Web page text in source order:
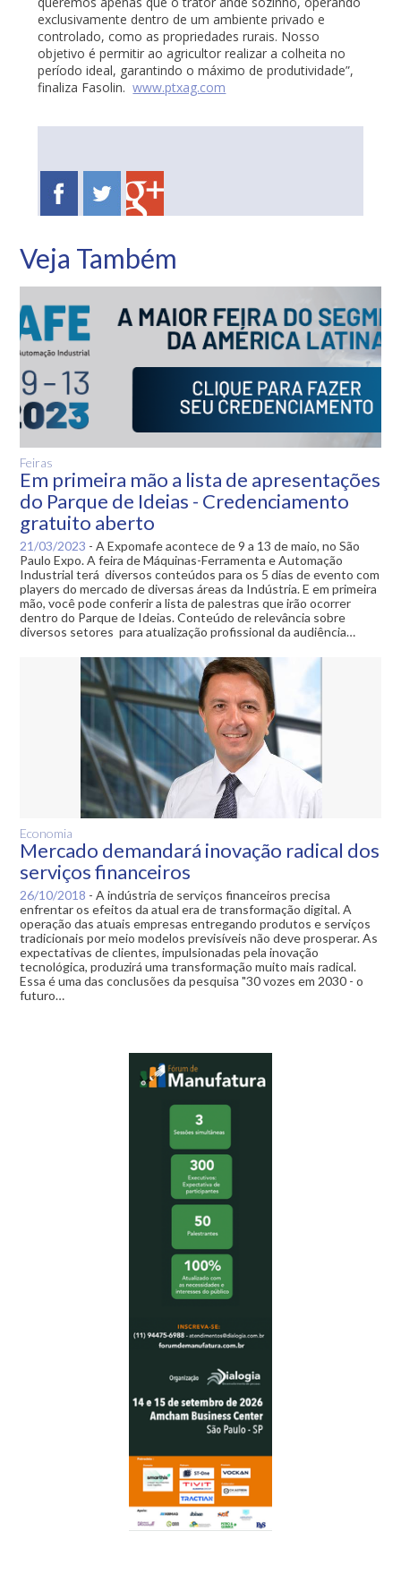
exclusivamente dentro de um ambiente privado e
controlado, como as propriedades rurais. Nosso
objetivo é permitir ao agricultor realizar a colheita no
período ideal, garantindo o máximo de produtividade”,
finaliza Fasolin.www.ptxag.com
Veja Também
Feiras
Em primeira mão a lista de apresentações
do Parque de Ideias - Credenciamento
gratuito aberto
21/03/2023 -A Expomafe acontece de 9 a 13 de maio, no São
Paulo Expo. A feira de Máquinas-Ferramenta e Automação
Industrial terá diversos conteúdos para os 5 dias de evento com
players do mercado de diversas áreas da Indústria. E em primeira
mão, você pode conferir a lista de palestras que irão ocorrer
dentro do Parque de Ideias. Conteúdo de relevância sobre
diversos setores para atualização profissional da audiência…
Economia
Mercado demandará inovação radical dos
serviços financeiros
26/10/2018 -A indústria de serviços financeiros precisa
enfrentar os efeitos da atual era de transformação digital. A
operação das atuais empresas entregando produtos e serviços
tradicionais por meio modelos previsíveis não deve prosperar. As
expectativas de clientes, impulsionadas pela inovação
tecnológica, produzirá uma transformação muito mais radical.
Essa é uma das conclusões da pesquisa "30 vozes em 2030 - o
futuro…